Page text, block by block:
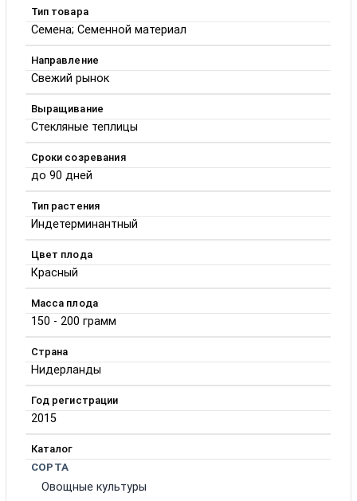
Тип товара
Семена; Семенной материал
Направление
Свежий рынок
Выращивание
Стекляные теплицы
Сроки созревания
до 90 дней
Тип растения
Индетерминантный
Цвет плода
Красный
Масса плода
150 - 200 грамм
Страна
Нидерланды
Год регистрации
2015
Каталог
СОРТА
Овощные культуры